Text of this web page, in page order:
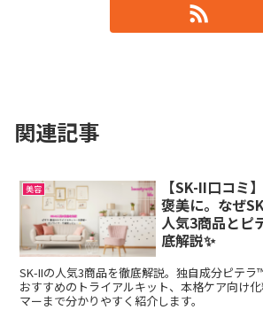
関連記事
美容
【SK-II口コミ
褒美に。なぜ
人気3商品とピ
底解説✨
SK-IIの人気3商品を徹底解説。独自成分ピテ
おすすめのトライアルキット、本格ケア向け
マーまで分かりやすく紹介します。